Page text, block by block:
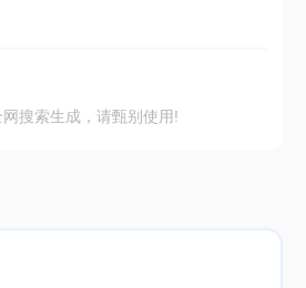
搜索生成，请甄别使用!